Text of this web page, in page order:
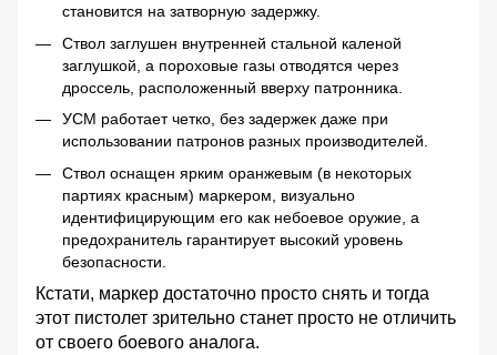
становится на затворную задержку.
Ствол заглушен внутренней стальной каленой
заглушкой, а пороховые газы отводятся через
дроссель, расположенный вверху патронника.
УСМ работает четко, без задержек даже при
использовании патронов разных производителей.
Ствол оснащен ярким оранжевым (в некоторых
партиях красным) маркером, визуально
идентифицирующим его как небоевое оружие, а
предохранитель гарантирует высокий уровень
безопасности.
Кстати, маркер достаточно просто снять и тогда
этот пистолет зрительно станет просто не отличить
от своего боевого аналога.